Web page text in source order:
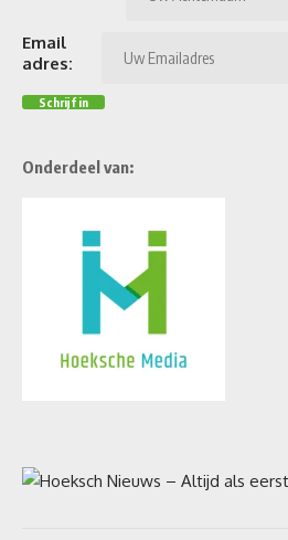
Email
adres:
Onderdeel van: